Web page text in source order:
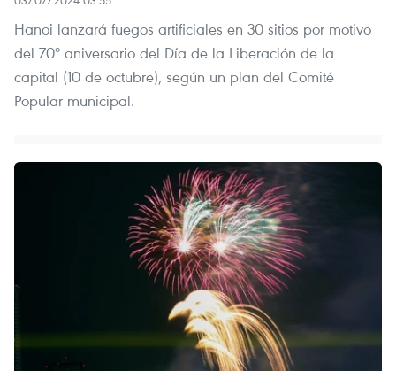
Hanoi lanzará fuegos artificiales en 30 sitios por motivo
del 70º aniversario del Día de la Liberación de la
capital (10 de octubre), según un plan del Comité
Popular municipal.